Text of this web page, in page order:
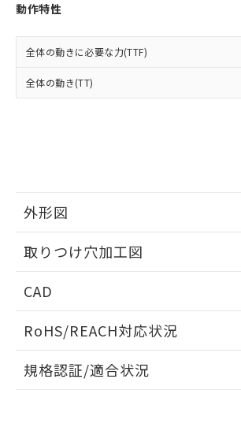
動作特性
全体の動きに必要な力(TTF)
全体の動き(TT)
外形図
取りつけ穴加工図
CAD
ドすることができます。
ログイン/会員登録
RoHS/REACH対応状況
EU RoHS 注意事項・凡例
規格認証/適合状況
品・サービスに関するお客
引・商談に必要な範囲で利用
※当社の共同利用者とは、
の共同利用に関して"
の「
とができます。
EU RoHS指令（10物質）の非含有
51物質の非含有証明書（当社基準
荷製品に未対応品が混在すること
欄に対応日を記載しておりました。
既に当社にて対応品への在庫切
していることから、特段のことが
り、2022年1月12日より割愛して
合意する